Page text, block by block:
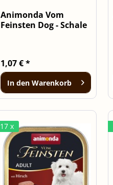
Animonda Vom
Feinsten Dog - Schale
1,07 € *
In den Warenkorb
17 x